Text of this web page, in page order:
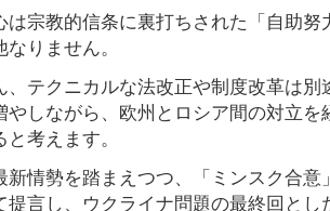
は宗教的信条に裏打ちされた「自助
りません。
、テクニカルな法改正や制度改革は
やしながら、欧州とロシア間の対立
考えます。
新情勢を踏まえつつ、「ミンスク合
提言し、ウクライナ問題の最終回とし